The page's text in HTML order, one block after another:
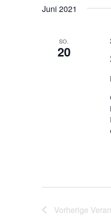
Veranstaltungen
Juni 2021
SO.
20
Vorherige